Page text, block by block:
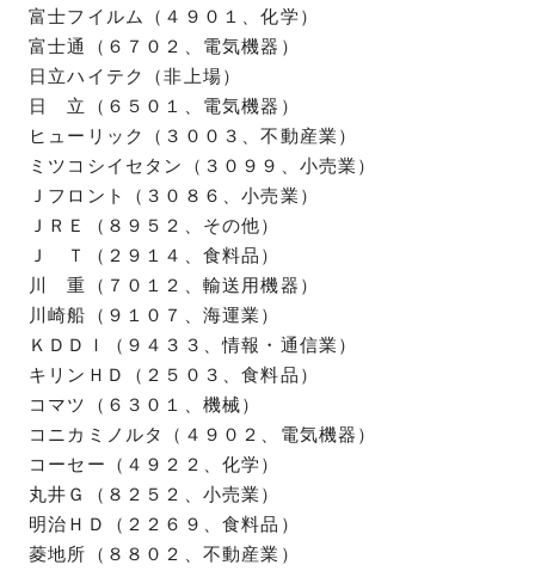
富士フイルム（４９０１、化学）
富士通（６７０２、電気機器）
日立ハイテク（非上場）
日 立（６５０１、電気機器）
ヒューリック（３００３、不動産業）
ミツコシイセタン（３０９９、小売業）
Ｊフロント（３０８６、小売業）
ＪＲＥ（８９５２、その他）
Ｊ Ｔ（２９１４、食料品）
川 重（７０１２、輸送用機器）
川崎船（９１０７、海運業）
ＫＤＤＩ（９４３３、情報・通信業）
キリンＨＤ（２５０３、食料品）
コマツ（６３０１、機械）
コニカミノルタ（４９０２、電気機器）
コーセー（４９２２、化学）
丸井Ｇ（８２５２、小売業）
明治ＨＤ（２２６９、食料品）
菱地所（８８０２、不動産業）